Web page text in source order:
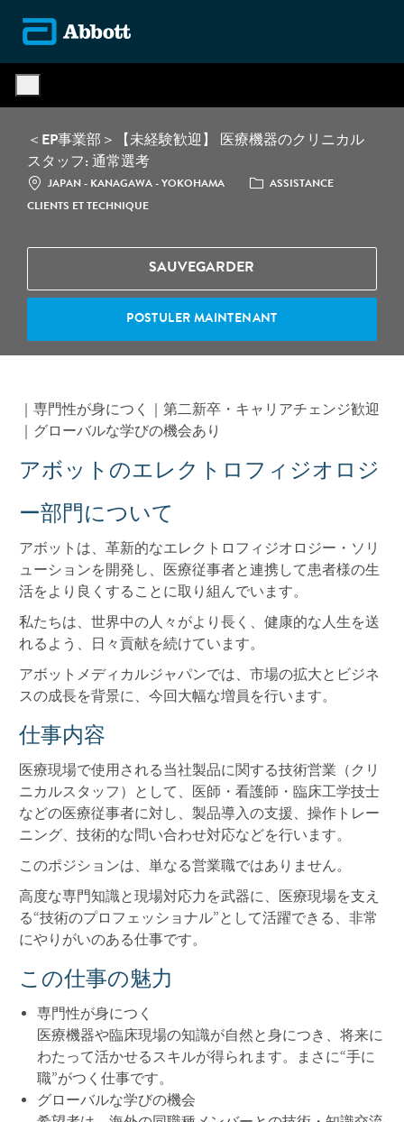
＜EP事業部＞【未経験歓迎】 医療機器のクリニカル
スタッフ: 通常選考
LOCATION
JAPAN - KANAGAWA - YOKOHAMA CATÉGORIE
ASSISTANCE
CLIENTS ET TECHNIQUE
SAUVEGARDER
POSTULER MAINTENANT
｜専門性が身につく｜第二新卒・キャリアチェンジ歓迎
｜グローバルな学びの機会あり
アボットのエレクトロフィジオロジ
ー部門について
アボットは、革新的なエレクトロフィジオロジー・ソリ
ューションを開発し、医療従事者と連携して患者様の生
活をより良くすることに取り組んでいます。
私たちは、世界中の人々がより長く、健康的な人生を送
れるよう、日々貢献を続けています。
アボットメディカルジャパンでは、市場の拡大とビジネ
スの成長を背景に、今回大幅な増員を行います。
仕事内容
医療現場で使用される当社製品に関する技術営業（クリ
ニカルスタッフ）として、医師・看護師・臨床工学技士
などの医療従事者に対し、製品導入の支援、操作トレー
ニング、技術的な問い合わせ対応などを行います。
このポジションは、単なる営業職ではありません。
高度な専門知識と現場対応力を武器に、医療現場を支え
る“技術のプロフェッショナル”として活躍できる、非常
にやりがいのある仕事です。
この仕事の魅力
専門性が身につく
医療機器や臨床現場の知識が自然と身につき、将来に
わたって活かせるスキルが得られます。まさに“手に
職”がつく仕事です。
グローバルな学びの機会